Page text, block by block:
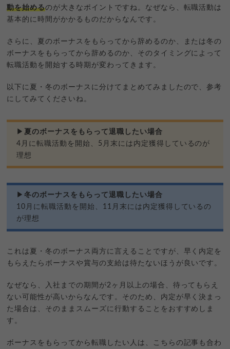
動を始めるのが大きなポイントですね。なぜなら、転職活動は
基本的に時間がかかるものだからなんです。
さらに、夏のボーナスをもらってから辞めるのか、または冬の
ボーナスをもらってから辞めるのか、そのタイミングによって
転職活動を開始する時期が変わってきます。
以下に夏・冬のボーナスに分けてまとめてみましたので、参考
にしてみてくださいね。
▶ 夏のボーナスをもらって退職したい場合
4月に転職活動を開始、5月末には内定獲得しているのが
理想
▶冬のボーナスをもらって退職したい場合
10月に転職活動を開始、11月末には内定獲得しているの
が理想
これは夏・冬のボーナス両方に言えることですが、早く内定を
もらえたらボーナスや賞与の支給は待たないほうが良いです。
なぜなら、入社までの期間が2ヶ月以上の場合、待ってもらえ
ない可能性が高いからなんです。そのため、内定が早く決まっ
た場合は、そのままスムーズに行動することをおすすめしま
す。
ボーナスをもらってから転職したい人は、こちらの記事も合わ